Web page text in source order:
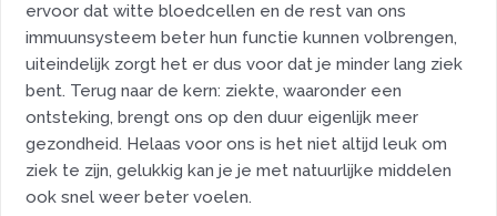
ervoor dat witte bloedcellen en de rest van ons
immuunsysteem beter hun functie kunnen volbrengen,
uiteindelijk zorgt het er dus voor dat je minder lang ziek
bent. Terug naar de kern: ziekte, waaronder een
ontsteking, brengt ons op den duur eigenlijk meer
gezondheid. Helaas voor ons is het niet altijd leuk om
ziek te zijn, gelukkig kan je je met natuurlijke middelen
ook snel weer beter voelen.